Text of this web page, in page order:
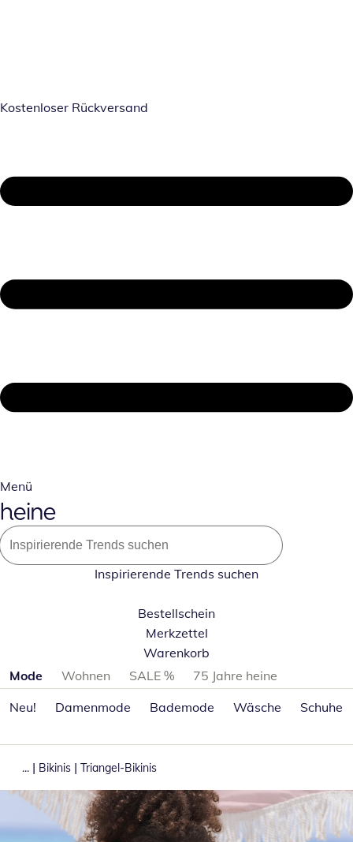
Kostenloser Rückversand
Menü
Inspirierende Trends suchen
Bestellschein
Merkzettel
Warenkorb
Produktkategorien überspringen
Mode Wohnen SALE %
75 Jahre heine
Neu!
Damenmode Bademode Wäsche Schuhe
... | Bikinis | Triangel-Bikinis